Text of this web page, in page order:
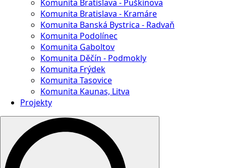
Komunita Bratislava - Puškinova
Komunita Bratislava - Kramáre
Komunita Banská Bystrica - Radvaň
Komunita Podolínec
Komunita Gaboltov
Komunita Děčín - Podmokly
Komunita Frýdek
Komunita Tasovice
Komunita Kaunas, Litva
Projekty